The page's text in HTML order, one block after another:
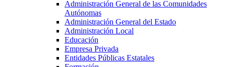
Administración General de las Comunidades
Autónomas
Administración General del Estado
Administración Local
Educación
Empresa Privada
Entidades Públicas Estatales